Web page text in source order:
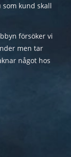
kund skall
försöker vi
men tar
något hos